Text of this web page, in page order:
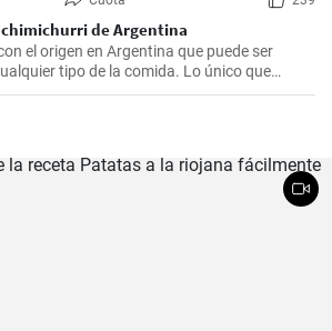
de Argentina
el origen en Argentina que puede ser
tipo de la comida. Lo único que
la receta presente.